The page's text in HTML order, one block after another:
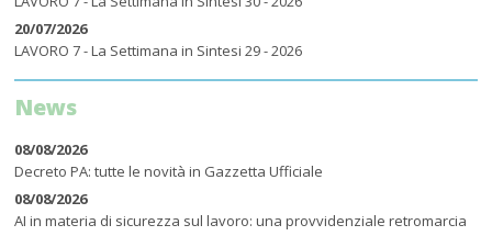
20/07/2026
LAVORO 7 - La Settimana in Sintesi 29 - 2026
News
08/08/2026
Decreto PA: tutte le novità in Gazzetta Ufficiale
08/08/2026
AI in materia di sicurezza sul lavoro: una provvidenziale retromarcia